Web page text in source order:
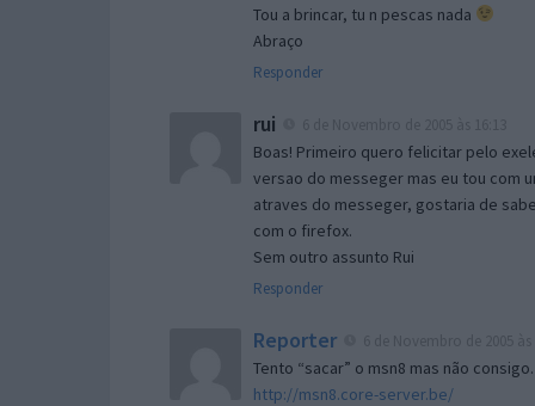
Tou a brincar, tu n pescas nada
Abraço
Responder
rui
Boas! Primeiro quero felicitar pelo
versao do messeger mas eu tou com
atraves do messeger, gostaria de
com o firefox.
Sem outro assunto Rui
Responder
Reporter
Tento “sacar” o msn8 mas não
http://msn8.core-server.be/